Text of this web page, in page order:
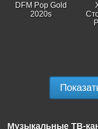
DFM Pop Gold
2020s
Музыкальные ТВ-